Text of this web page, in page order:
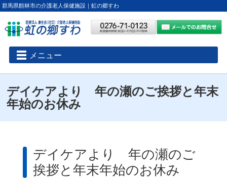
群馬県館林市の介護老人保健施設｜虹の郷すわ
メニュー
デイケアより 年の瀬のご挨拶と年末
年始のお休み
デイケアより 年の瀬のご
挨拶と年末年始のお休み